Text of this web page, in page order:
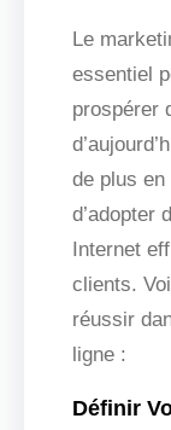
Le
essentiel
prospérer
de plus
d’adopter
Internet
clients.
réussir
ligne :
Définir